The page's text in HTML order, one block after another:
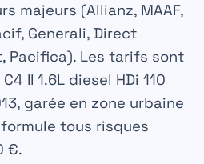
majeurs (Allianz, MAAF,
Generali, Direct
Pacifica). Les tarifs sont
II 1.6L diesel HDi 110
garée en zone urbaine
tous risques
€.